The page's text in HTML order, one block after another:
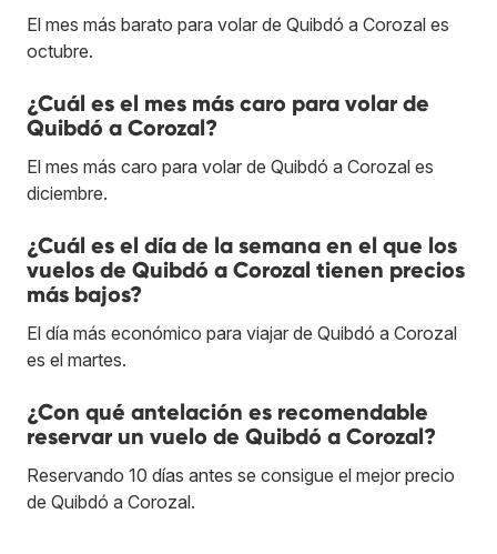
El mes más barato para volar de Quibdó a Corozal es
octubre.
¿Cuál es el mes más caro para volar de
Quibdó a Corozal?
El mes más caro para volar de Quibdó a Corozal es
diciembre.
¿Cuál es el día de la semana en el que los
vuelos de Quibdó a Corozal tienen precios
más bajos?
El día más económico para viajar de Quibdó a Corozal
es el martes.
¿Con qué antelación es recomendable
reservar un vuelo de Quibdó a Corozal?
Reservando 10 días antes se consigue el mejor precio
de Quibdó a Corozal.